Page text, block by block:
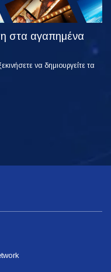
στα αγαπημένα
να δημιουργείτε τα